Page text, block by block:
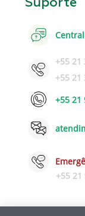
Suporte
+55 21
+55 21
+55 21
+55 21